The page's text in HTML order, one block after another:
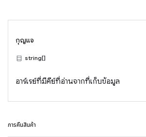
กุญแจ
string[]
อาร์เรย์ที่มีคีย์ที่อ่านจากที่เก็บข้อมูล
การคืนสินค้า